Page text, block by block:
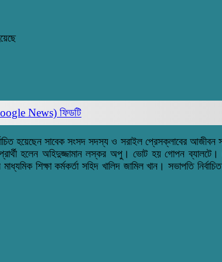
News) ফিডটি
হয়েছেন সাবেক সংসদ সদস্য ও সরাইল প্রেসক্লাবের
হলেন অহিদুজ্জামান লস্কর অপু। ভোট হয় গোপন
শিক্ষা কর্মকর্তা সহিদ খালিদ জামিল খান। সভাপতি